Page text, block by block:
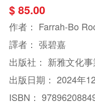
$ 85.00
作者： Farrah-Bo
Ellie O'Ryan
譯者： 張碧嘉
出版社： 新雅文化
出版日期： 2024年
ISBN：